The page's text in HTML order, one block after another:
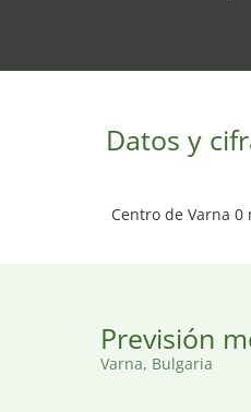
Datos y
Centro de Varna 0
Previsión
Varna, Bulgaria